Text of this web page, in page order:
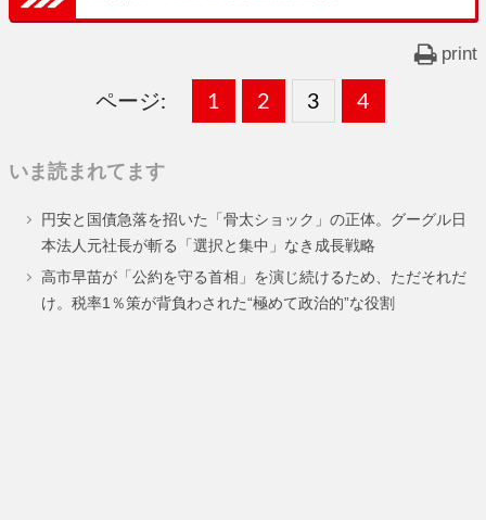
print
ページ:
固
ー
ジ
1 ,
固
ー
ジ
2 ,
固
ー
ジ
3 ,
固
ー
ジ
4
いま読まれてます
円安と国債急落を招いた「骨太ショック」の正体。グーグル日
本法人元社長が斬る「選択と集中」なき成長戦略
高市早苗が「公約を守る首相」を演じ続けるため、ただそれだ
け。税率1％策が背負わされた“極めて政治的”な役割